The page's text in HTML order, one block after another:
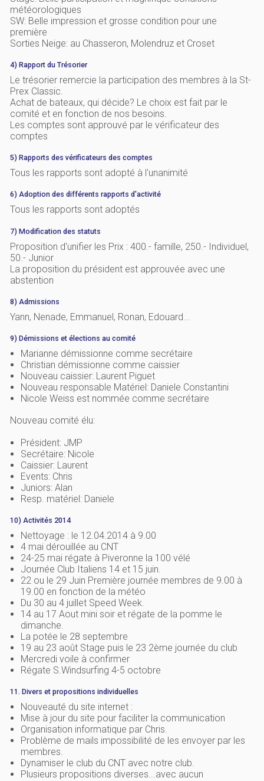
météorologiques
SW: Belle impression et grosse condition pour une
première
Sorties Neige: au Chasseron, Molendruz et Croset
4) Rapport du Trésorier
Le trésorier remercie la participation des membres à la St-
Prex Classic.
Achat de bateaux, qui décide? Le choix est fait par le
comité et en fonction de nos besoins.
Les comptes sont approuvé par le vérificateur des
comptes
5) Rapports des vérificateurs des comptes
Tous les rapports sont adopté à l'unanimité
6) Adoption des différents rapports d'activité
Tous les rapports sont adoptés
7) Modification des statuts
Proposition d'unifier les Prix : 400.- famille, 250.- Individuel,
50.- Junior
La proposition du président est approuvée avec une
abstention
8) Admissions
Yann, Nenade, Emmanuel, Ronan, Edouard...
9) Démissions et élections au comité
Marianne démissionne comme secrétaire
Christian démissionne comme caissier
Nouveau caissier: Laurent Piguet
Nouveau responsable Matériel: Daniele Constantini
Nicole Weiss est nommée comme secrétaire
Nouveau comité élu:
Président: JMP
Secrétaire: Nicole
Caissier: Laurent
Events: Chris
Juniors: Alan
Resp. matériel: Daniele
10) Activités 2014
Nettoyage : le 12.04.2014 à 9.00
4 mai dérouillée au CNT
24-25 mai régate à Piveronne la 100 vélé
Journée Club Italiens 14 et 15 juin.
22 ou le 29 Juin Première journée membres de 9.00 à
19.00 en fonction de la météo
Du 30 au 4 juillet Speed Week.
14 au 17 Aout mini soir et régate de la pomme le
dimanche.
La potée le 28 septembre
19 au 23 août Stage puis le 23 2ème journée du club
Mercredi voile à confirmer
Régate S.Windsurfing 4-5 octobre
11. Divers et propositions individuelles
Nouveauté du site internet :
Mise à jour du site pour faciliter la communication
Organisation informatique par Chris.
Problème de mails impossibilité de les envoyer par les
membres.
Dynamiser le club du CNT avec notre club.
Plusieurs propositions diverses...avec aucun